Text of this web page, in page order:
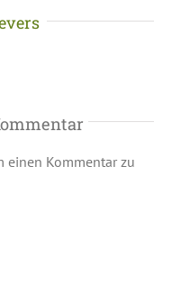
einen Kommentar zu